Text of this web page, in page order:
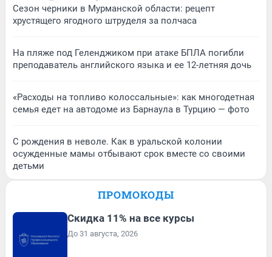
Сезон черники в Мурманской области: рецепт
хрустящего ягодного штруделя за полчаса
На пляже под Геленджиком при атаке БПЛА погибли
преподаватель английского языка и ее 12-летняя дочь
«Расходы на топливо колоссальные»: как многодетная
семья едет на автодоме из Барнаула в Турцию — фото
С рождения в неволе. Как в уральской колонии
осужденные мамы отбывают срок вместе со своими
детьми
ПРОМОКОДЫ
Скидка 11% на все курсы
До 31 августа, 2026